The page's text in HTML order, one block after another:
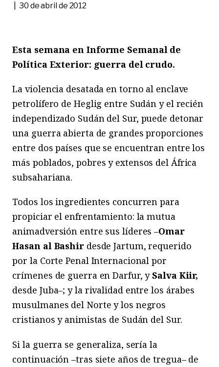
| 30 de abril de 2012
Esta semana en Informe Semanal de
Política Exterior: guerra del crudo.
La violencia desatada en torno al enclave
petrolífero de Heglig entre Sudán y el recién
independizado Sudán del Sur, puede detonar
una guerra abierta de grandes proporciones
entre dos países que se encuentran entre los
más poblados, pobres y extensos del África
subsahariana.
Todos los ingredientes concurren para
propiciar el enfrentamiento: la mutua
animadversión entre sus líderes –Omar
Hasan al Bashirdesde Jartum, requerido
por la Corte Penal Internacional por
crímenes de guerra en Darfur, ySalva Kiir,
desde Juba–; y la rivalidad entre los árabes
musulmanes del Norte y los negros
cristianos y animistas de Sudán del Sur.
Si la guerra se generaliza, sería la
continuación –tras siete años de tregua– de